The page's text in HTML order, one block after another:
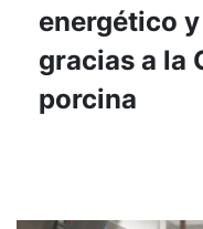
energético
gracias a la
porcina